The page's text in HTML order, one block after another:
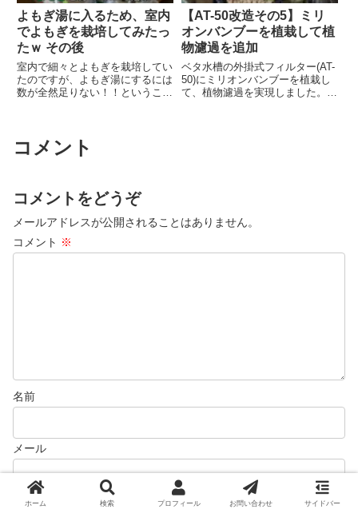
よもぎ湯に入るため、室内
でよもぎを栽培してみたっ
たｗ その後
室内で細々とよもぎを栽培してい
たのですが、よもぎ湯にするには
数が全然足りない！！ということ
チロール箱、バーミキュライトと
いう条件で育成できるのか？挑戦
【AT-50改造その5】ミリ
オンバンブーを植栽して植
物濾過を追加
ベタ水槽の外掛式フィルター(AT-
50)にミリオンバンブーを植栽し
て、植物濾過を実現しました。
コメント
コメントをどうぞ
メールアドレスが公開されることはありません。
コメント ※
名前
メール
次回のコメントで使用するためブラウザーに自分の名前、メー
ホーム 検索 プロフィール お問い合わせ サイドバー